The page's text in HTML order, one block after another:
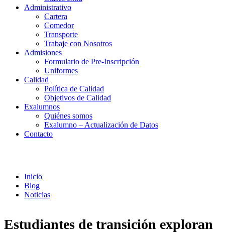
Administrativo
Cartera
Comedor
Transporte
Trabaje con Nosotros
Admisiones
Formulario de Pre-Inscripción
Uniformes
Calidad
Política de Calidad
Objetivos de Calidad
Exalumnos
Quiénes somos
Exalumno – Actualización de Datos
Contacto
Inicio
Blog
Noticias
Estudiantes de transición exploran